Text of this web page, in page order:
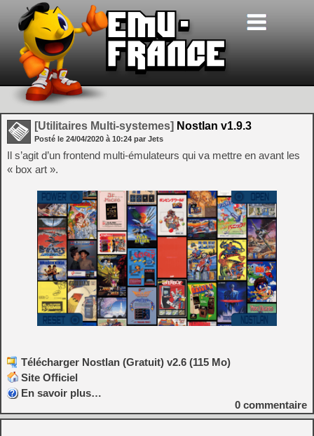
[Utilitaires Multi-systemes] Nostlan v1.9.3
Posté le 24/04/2020 à 10:24 par Jets
Il s’agit d’un frontend multi-émulateurs qui va mettre en avant les
« box art ».
Télécharger Nostlan (Gratuit) v2.6 (115 Mo)
Site Officiel
En savoir plus…
0 commentaire